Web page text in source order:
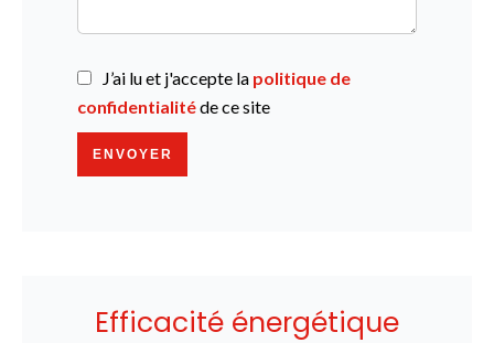
J’ai lu et j'accepte la politique de
confidentialitéde ce site
ENVOYER
Efficacité énergétique